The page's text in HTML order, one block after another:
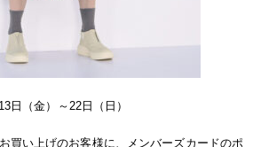
日（金）～22日（日）
買い上げのお客様に、メンバーズカードのポ